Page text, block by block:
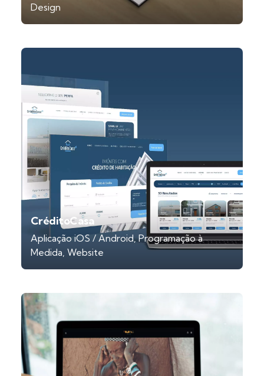
Design
CréditoCasa
Aplicação iOS / Android Programação à
Medida Website